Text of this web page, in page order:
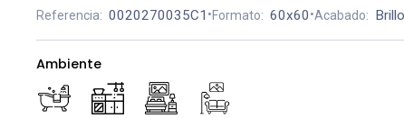
Referencia: 0020270035C1 •Formato: 60x60•Acabado: Brillo
Ambiente